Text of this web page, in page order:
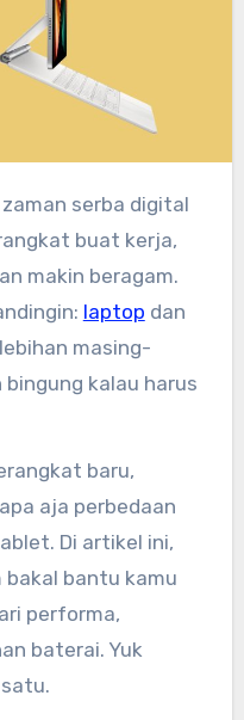
zaman serba digital
buat kerja,
makin beragam.
laptop dan
masing-
kalau harus
baru,
aja perbedaan
Di artikel ini,
bantu kamu
performa,
baterai. Yuk